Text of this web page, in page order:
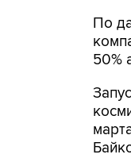
По
50%